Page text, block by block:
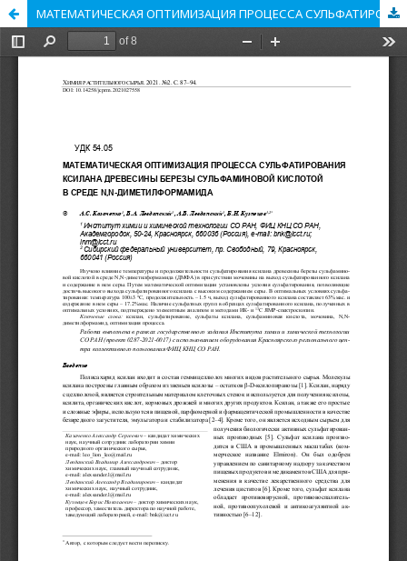
МАТЕМАТИЧЕСКАЯ ОПТИМИЗАЦИЯ ПРОЦЕССА СУЛЬФАТИРОВАНИЯ КСИЛАНА ДРЕВЕСИНЫ БЕРЕЗЫ СУЛЬФАМИНОВОЙ КИСЛОТОЙ В СРЕДЕ N,N-ДИМЕТИЛФОРМАМИДА